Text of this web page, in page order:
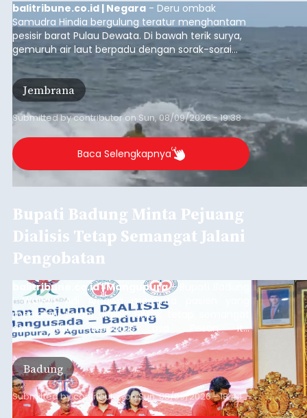
balitribune.co.id | Negara - Deru ombak
Samudra Hindia bergulung teratur menghantam
pesisir barat Pulau Dewata. Di bawah terik surya,
gemuruh air laut berpadu dengan sorak-sorai
penonton yang memadati Pantai Medewi,
Kecamatan Pekutatan pada Minggu (9/8/2026).
Ratusan peselancar dari berbagai penjuru
nusantara berkompetisi menaklukan ombak
terbaik dan menantang.
Jembrana
Submitted bycontributoron Sun, 08/09/2026 - 19:38
Baca Selengkapnya
Bupati Badung Minta Pejuang
Dialisis Tetap Semangat Jalani
Pengobatan
balitribune.co.id | Mangupura- Bupati Badung
I Wayan Adi Arnawa meminta pasien yang
menjalani terapi dialisis untuk tetap semangat
dan tidak berputus asa. Pesan itu
disampaikannya saat menghadiri Sarasehan
Pejuang Dialisis yang digelar RSD Mangusada di
Ruang Kertha Gosana, Puspem Badung, Minggu
(9/8/2026).
Badung
Submitted bycontributoronSun, 08/09/2026 - 18:44